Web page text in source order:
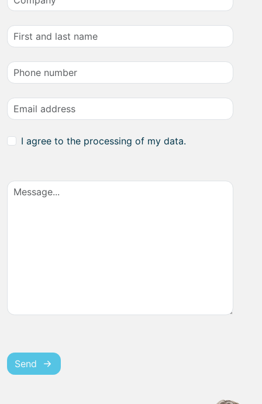
I agree to the processing of my data.
Send